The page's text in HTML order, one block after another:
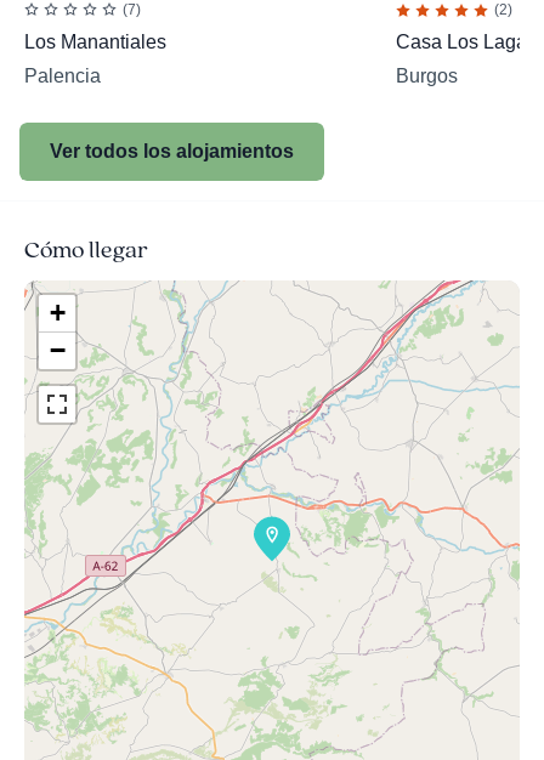
(7)
Los Manantiales
Palencia
(2)
Casa Los
Burgos
Ver todos los alojamientos
Cómo llegar
+
−